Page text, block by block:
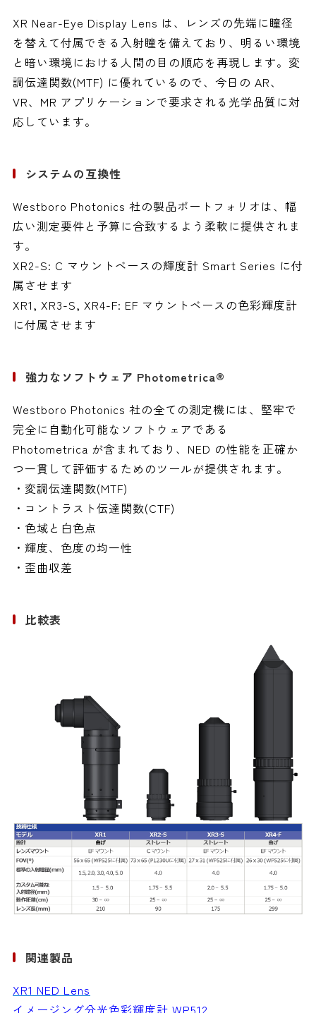
XR Near-Eye Display Lens は、レンズの先端に瞳径
を替えて付属できる入射瞳を備えており、明るい環境
と暗い環境における人間の目の順応を再現します。変
調伝達関数(MTF) に優れているので、今日の AR、
VR、MR アプリケーションで要求される光学品質に対
応しています。
システムの互換性
Westboro Photonics 社の製品ポートフォリオは、幅
広い測定要件と予算に合致するよう柔軟に提供されま
す。
XR2-S: C マウントベースの輝度計 Smart Series に付
属させます
XR1, XR3-S, XR4-F: EF マウントベースの色彩輝度計
に付属させます
強力なソフトウェア Photometrica®
Westboro Photonics 社の全ての測定機には、堅牢で
完全に自動化可能なソフトウェアである
Photometrica が含まれており、NED の性能を正確か
つ一貫して評価するためのツールが提供されます。
・変調伝達関数(MTF)
・コントラスト伝達関数(CTF)
・色域と白色点
・輝度、色度の均一性
・歪曲収差
比較表
関連製品
XR1 NED Lens